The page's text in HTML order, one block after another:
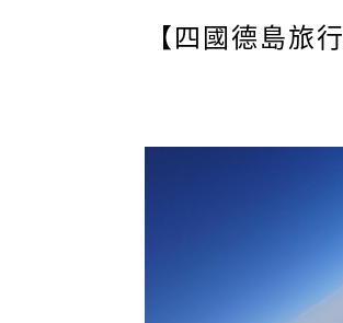
【四國德島旅